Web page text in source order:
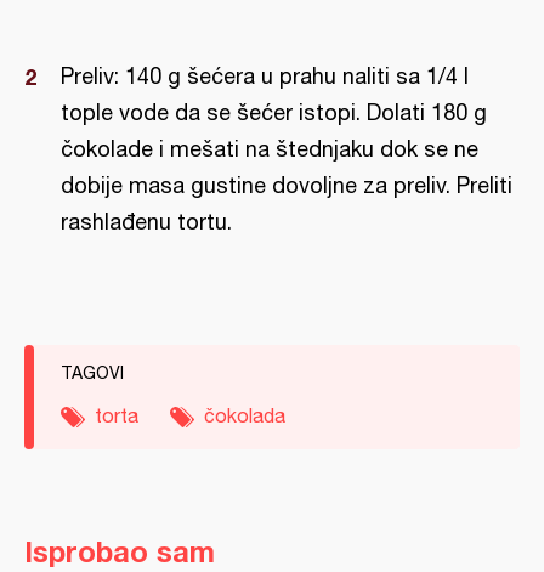
Preliv: 140 g šećera u prahu naliti sa 1/4 l
tople vode da se šećer istopi. Dolati 180 g
čokolade i mešati na štednjaku dok se ne
dobije masa gustine dovoljne za preliv. Preliti
rashlađenu tortu.
TAGOVI
torta čokolada
Isprobao sam